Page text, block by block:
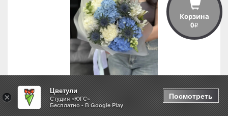
Корзина
0i
×
Цветули
Студия «ЮГС»
Бесплатно - В Google Play
Посмотреть